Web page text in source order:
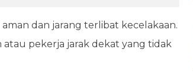
dan jarang terlibat kecelakaan.
pekerja jarak dekat yang tidak